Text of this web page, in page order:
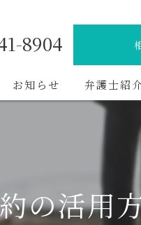
8904
お知らせ 弁護士紹
の活用